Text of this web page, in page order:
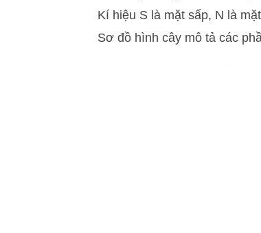
Kí hiệu S là mặt sấp, N là
Sơ đồ hình cây mô tả các